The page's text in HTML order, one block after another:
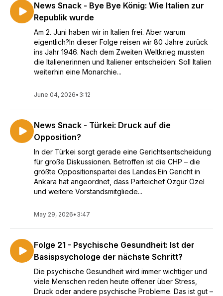
News Snack - Bye Bye König: Wie Italien zur
Republik wurde
Am 2. Juni haben wir in Italien frei. Aber warum
eigentlich?In dieser Folge reisen wir 80 Jahre zurück
ins Jahr 1946. Nach dem Zweiten Weltkrieg mussten
die Italienerinnen und Italiener entscheiden: Soll Italien
weiterhin eine Monarchie...
June 04, 2026• 3:12
News Snack - Türkei: Druck auf die
Opposition?
In der Türkei sorgt gerade eine Gerichtsentscheidung
für große Diskussionen. Betroffen ist die CHP – die
größte Oppositionspartei des Landes.Ein Gericht in
Ankara hat angeordnet, dass Parteichef Özgür Özel
und weitere Vorstandsmitgliede...
May 29, 2026• 3:47
Folge 21 - Psychische Gesundheit: Ist der
Basispsychologe der nächste Schritt?
Die psychische Gesundheit wird immer wichtiger und
viele Menschen reden heute offener über Stress,
Druck oder andere psychische Probleme. Das ist gut –